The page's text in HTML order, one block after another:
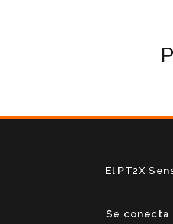
El PT2X
Se conecta